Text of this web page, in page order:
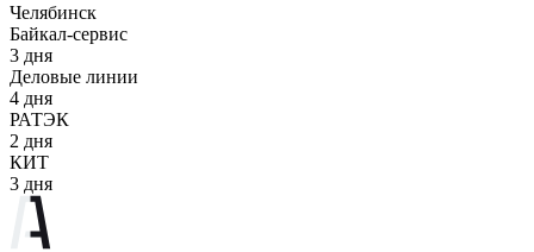
Челябинск
Байкал-сервис
3 дня
Деловые линии
4 дня
РАТЭК
2 дня
КИТ
3 дня